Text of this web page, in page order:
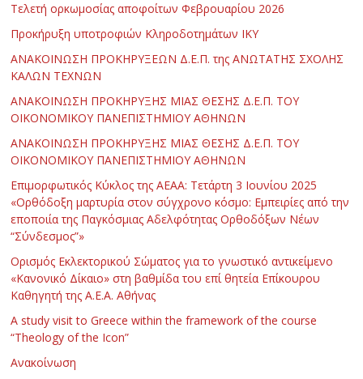
Τελετή ορκωμοσίας αποφοίτων Φεβρουαρίου 2026
Προκήρυξη υποτροφιών Κληροδοτημάτων ΙΚΥ
ΑΝΑΚΟΙΝΩΣΗ ΠΡΟΚΗΡΥΞΕΩΝ Δ.Ε.Π. της ΑΝΩΤΑΤΗΣ ΣΧΟΛΗΣ
ΚΑΛΩΝ ΤΕΧΝΩΝ
ΑΝΑΚΟΙΝΩΣΗ ΠΡΟΚΗΡΥΞΗΣ ΜΙΑΣ ΘΕΣΗΣ Δ.Ε.Π. ΤΟΥ
ΟΙΚΟΝΟΜΙΚΟΥ ΠΑΝΕΠΙΣΤΗΜΙΟΥ ΑΘΗΝΩΝ
ΑΝΑΚΟΙΝΩΣΗ ΠΡΟΚΗΡΥΞΗΣ ΜΙΑΣ ΘΕΣΗΣ Δ.Ε.Π. ΤΟΥ
ΟΙΚΟΝΟΜΙΚΟΥ ΠΑΝΕΠΙΣΤΗΜΙΟΥ ΑΘΗΝΩΝ
Επιμορφωτικός Κύκλος της ΑΕΑΑ: Τετάρτη 3 Ιουνίου 2025
«Ορθόδοξη μαρτυρία στον σύγχρονο κόσμο: Εμπειρίες από την
εποποιία της Παγκόσμιας Αδελφότητας Ορθοδόξων Νέων
“Σύνδεσμος”»
Ορισμός Εκλεκτορικού Σώματος για το γνωστικό αντικείμενο
«Κανονικό Δίκαιο» στη βαθμίδα του επί θητεία Επίκουρου
Καθηγητή της Α.Ε.Α. Αθήνας
Α study visit to Greece within the framework of the course
“Theology of the Icon”
Ανακοίνωση